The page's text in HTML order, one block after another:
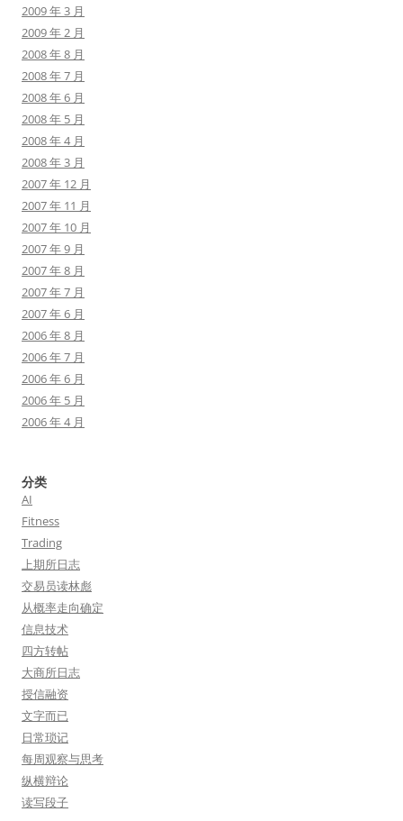
2009 年 3 月
2009 年 2 月
2008 年 8 月
2008 年 7 月
2008 年 6 月
2008 年 5 月
2008 年 4 月
2008 年 3 月
2007 年 12 月
2007 年 11 月
2007 年 10 月
2007 年 9 月
2007 年 8 月
2007 年 7 月
2007 年 6 月
2006 年 8 月
2006 年 7 月
2006 年 6 月
2006 年 5 月
2006 年 4 月
分类
AI
Fitness
Trading
上期所日志
交易员读林彪
从概率走向确定
信息技术
四方转帖
大商所日志
授信融资
文字而已
日常琐记
每周观察与思考
纵横辩论
读写段子